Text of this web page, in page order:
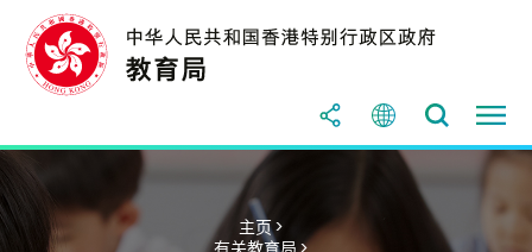
主页 >